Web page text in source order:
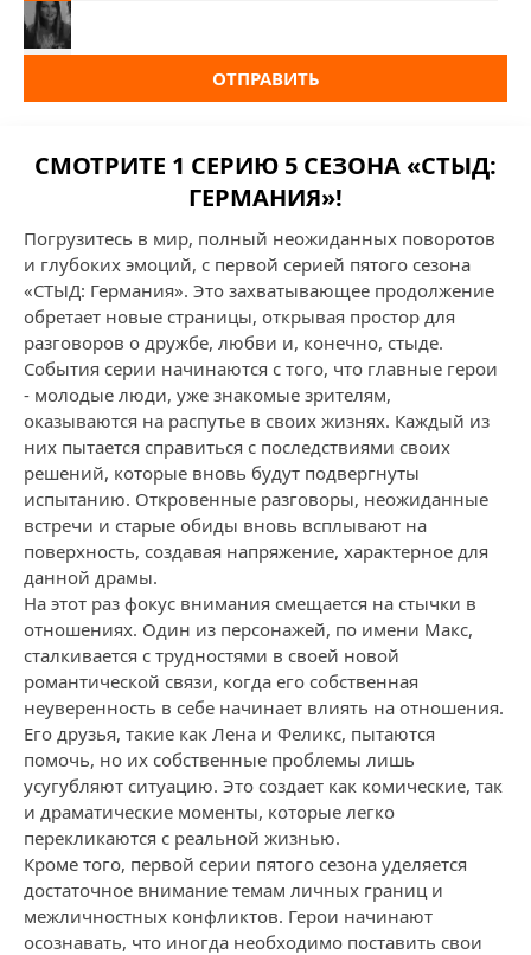
ОТПРАВИТЬ
СМОТРИТЕ 1 СЕРИЮ 5 СЕЗОНА «СТЫД:
ГЕРМАНИЯ»!
Погрузитесь в мир, полный неожиданных поворотов
и глубоких эмоций, с первой серией пятого сезона
«СТЫД: Германия». Это захватывающее продолжение
обретает новые страницы, открывая простор для
разговоров о дружбе, любви и, конечно, стыде.
События серии начинаются с того, что главные герои
- молодые люди, уже знакомые зрителям,
оказываются на распутье в своих жизнях. Каждый из
них пытается справиться с последствиями своих
решений, которые вновь будут подвергнуты
испытанию. Откровенные разговоры, неожиданные
встречи и старые обиды вновь всплывают на
поверхность, создавая напряжение, характерное для
данной драмы.
На этот раз фокус внимания смещается на стычки в
отношениях. Один из персонажей, по имени Макс,
сталкивается с трудностями в своей новой
романтической связи, когда его собственная
неуверенность в себе начинает влиять на отношения.
Его друзья, такие как Лена и Феликс, пытаются
помочь, но их собственные проблемы лишь
усугубляют ситуацию. Это создает как комические, так
и драматические моменты, которые легко
перекликаются с реальной жизнью.
Кроме того, первой серии пятого сезона уделяется
достаточное внимание темам личных границ и
межличностных конфликтов. Герои начинают
осознавать, что иногда необходимо поставить свои